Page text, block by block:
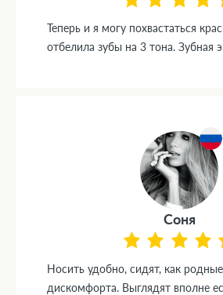
Теперь и я могу похвастаться
отбелила зубы на 3 тона. Зубная
Соня
Носить удобно, сидят, как
дискомфорта. Выглядят вполне